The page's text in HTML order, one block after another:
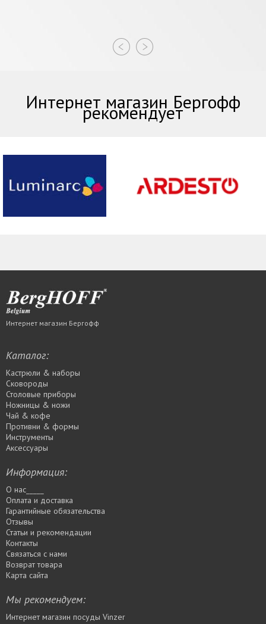
Интернет магазин Бергофф
рекомендует
Интернет магазин Бергофф
Каталог:
Кастрюли & наборы
Сковороды
Столовые приборы
Ножницы & ножи
Чай & кофе
Противни & формы
Инструменты
Аксессуары
Информация:
О нас_____
Оплата и доставка
Гарантийные обязательства
Отзывы
Статьи и рекомендации
Контакты
Связаться с нами
Возврат товара
Карта сайта
Мы рекомендуем:
Интернет магазин посуды Vinzer